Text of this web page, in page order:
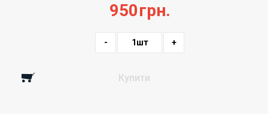
950грн.
- 1шт +
Купити